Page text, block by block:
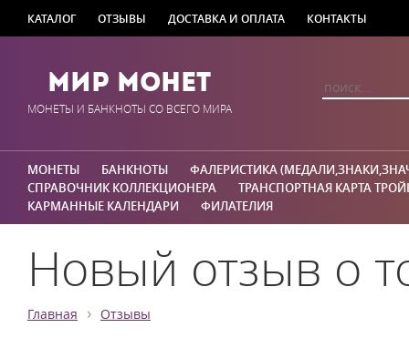
КАТАЛОГ ОТЗЫВЫ ДОСТАВКА И ОПЛАТА КОНТАКТЫ
Мир Монет
МОНЕТЫ И БАНКНОТЫ СО ВСЕГО МИРА
МОНЕТЫ БАНКНОТЫ
ФАЛЕРИСТИКА
СПРАВОЧНИК КОЛЛЕКЦИОНЕРА
ТРАНСПОРТНАЯ КАРТА
КАРМАННЫЕ КАЛЕНДАРИ
ФИЛАТЕЛИЯ
Новый отзыв о
Главная › Отзывы